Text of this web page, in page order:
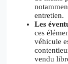
entretien.
Les
ces
véhicule
vendu